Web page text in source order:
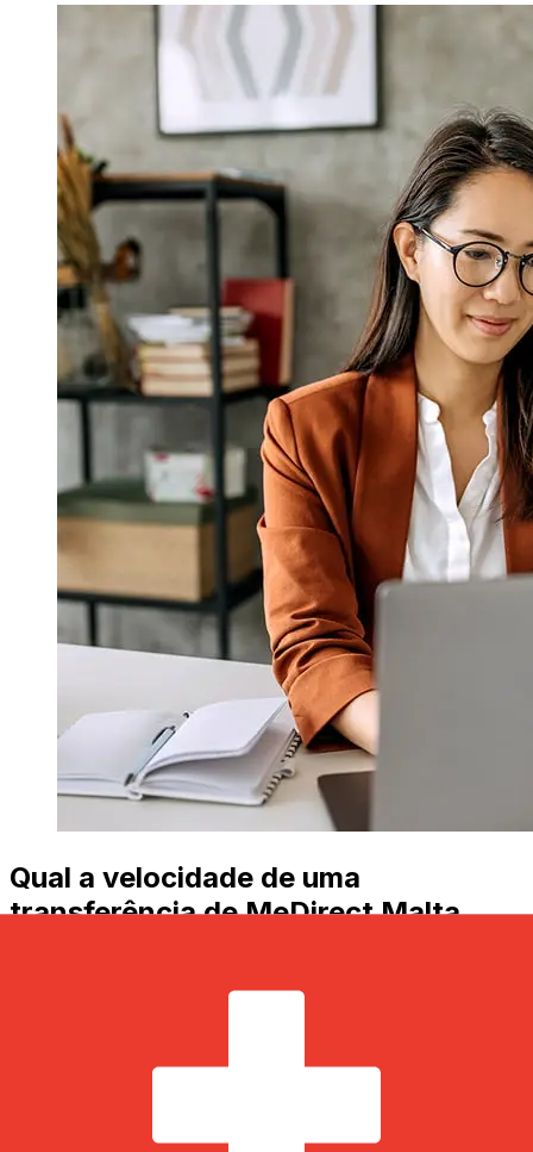
Qual a velocidade de uma
transferência de MeDirect Malta
Os prazos de entrega para transferências internacionais
o horário da transação. Normalmente, as transferências
segurança também podem afetar a entrega. Verifique os